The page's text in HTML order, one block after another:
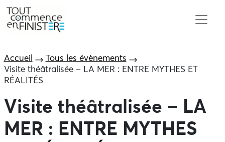
Accueil
Tous les évènements
Visite théâtralisée – LA MER : ENTRE MYTHES ET
RÉALITÉS
Visite théâtralisée – LA
MER : ENTRE MYTHES